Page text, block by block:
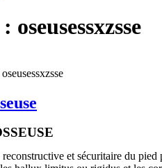
oseusessxzsse
et sécuritaire du